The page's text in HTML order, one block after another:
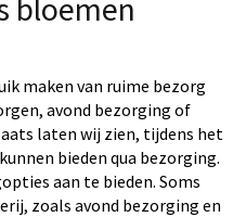
bloemen
maken van ruime bezorg
avond bezorging of
laten wij zien, tijdens het
bieden qua bezorging.
aan te bieden. Soms
zoals avond bezorging en